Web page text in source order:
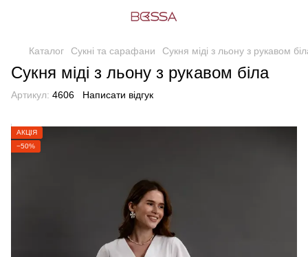
Каталог Сукні та сарафани Сукня міді з льону з рукавом
Сукня міді з льону з рукавом біла
Артикул: 4606 Написати відгук
АКЦІЯ
−50%